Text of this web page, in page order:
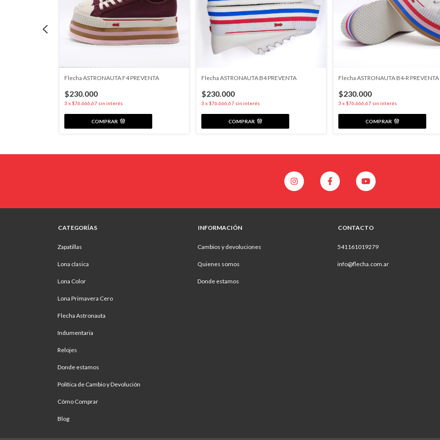
Flecha ASTRONAUTA F4 PREVENTA
$230.000
3 x $76.666,67 sin interés
COMPRAR
Flecha ASTRONAUTA B4 PREVENTA
$230.000
3 x $76.666,67 sin interés
COMPRAR
Flecha ASTRONAUTA B4-R PREVENTA
$230.000
3 x $76.666,67 sin interés
COMPRAR
CATEGORÍAS
Zapatillas
Lona clasica
Lona Color
Lona Primavera Cero
Flecha Astronauta
Indumentaria
Relojes
Donde estamos
Política de Cambio y Devolución
Cómo Comprar
Blog
INFORMACIÓN
Cambios y devoluciones
Quienes somos
Donde estamos
CONTACTO
541161019279
info@flecha.com.ar